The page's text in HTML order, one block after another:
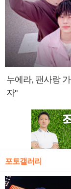
누에라, 팬사랑
자"
포토갤러리